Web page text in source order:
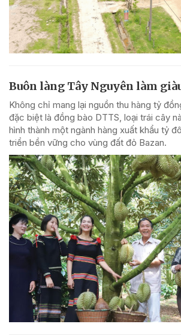
Buôn làng Tây Nguyên làm
Không chỉ mang lại nguồn thu hàng tỷ
đặc biệt là đồng bào DTTS, loại trái cây
hình thành một ngành hàng xuất khẩu tỷ
triển bền vững cho vùng đất đỏ Bazan.